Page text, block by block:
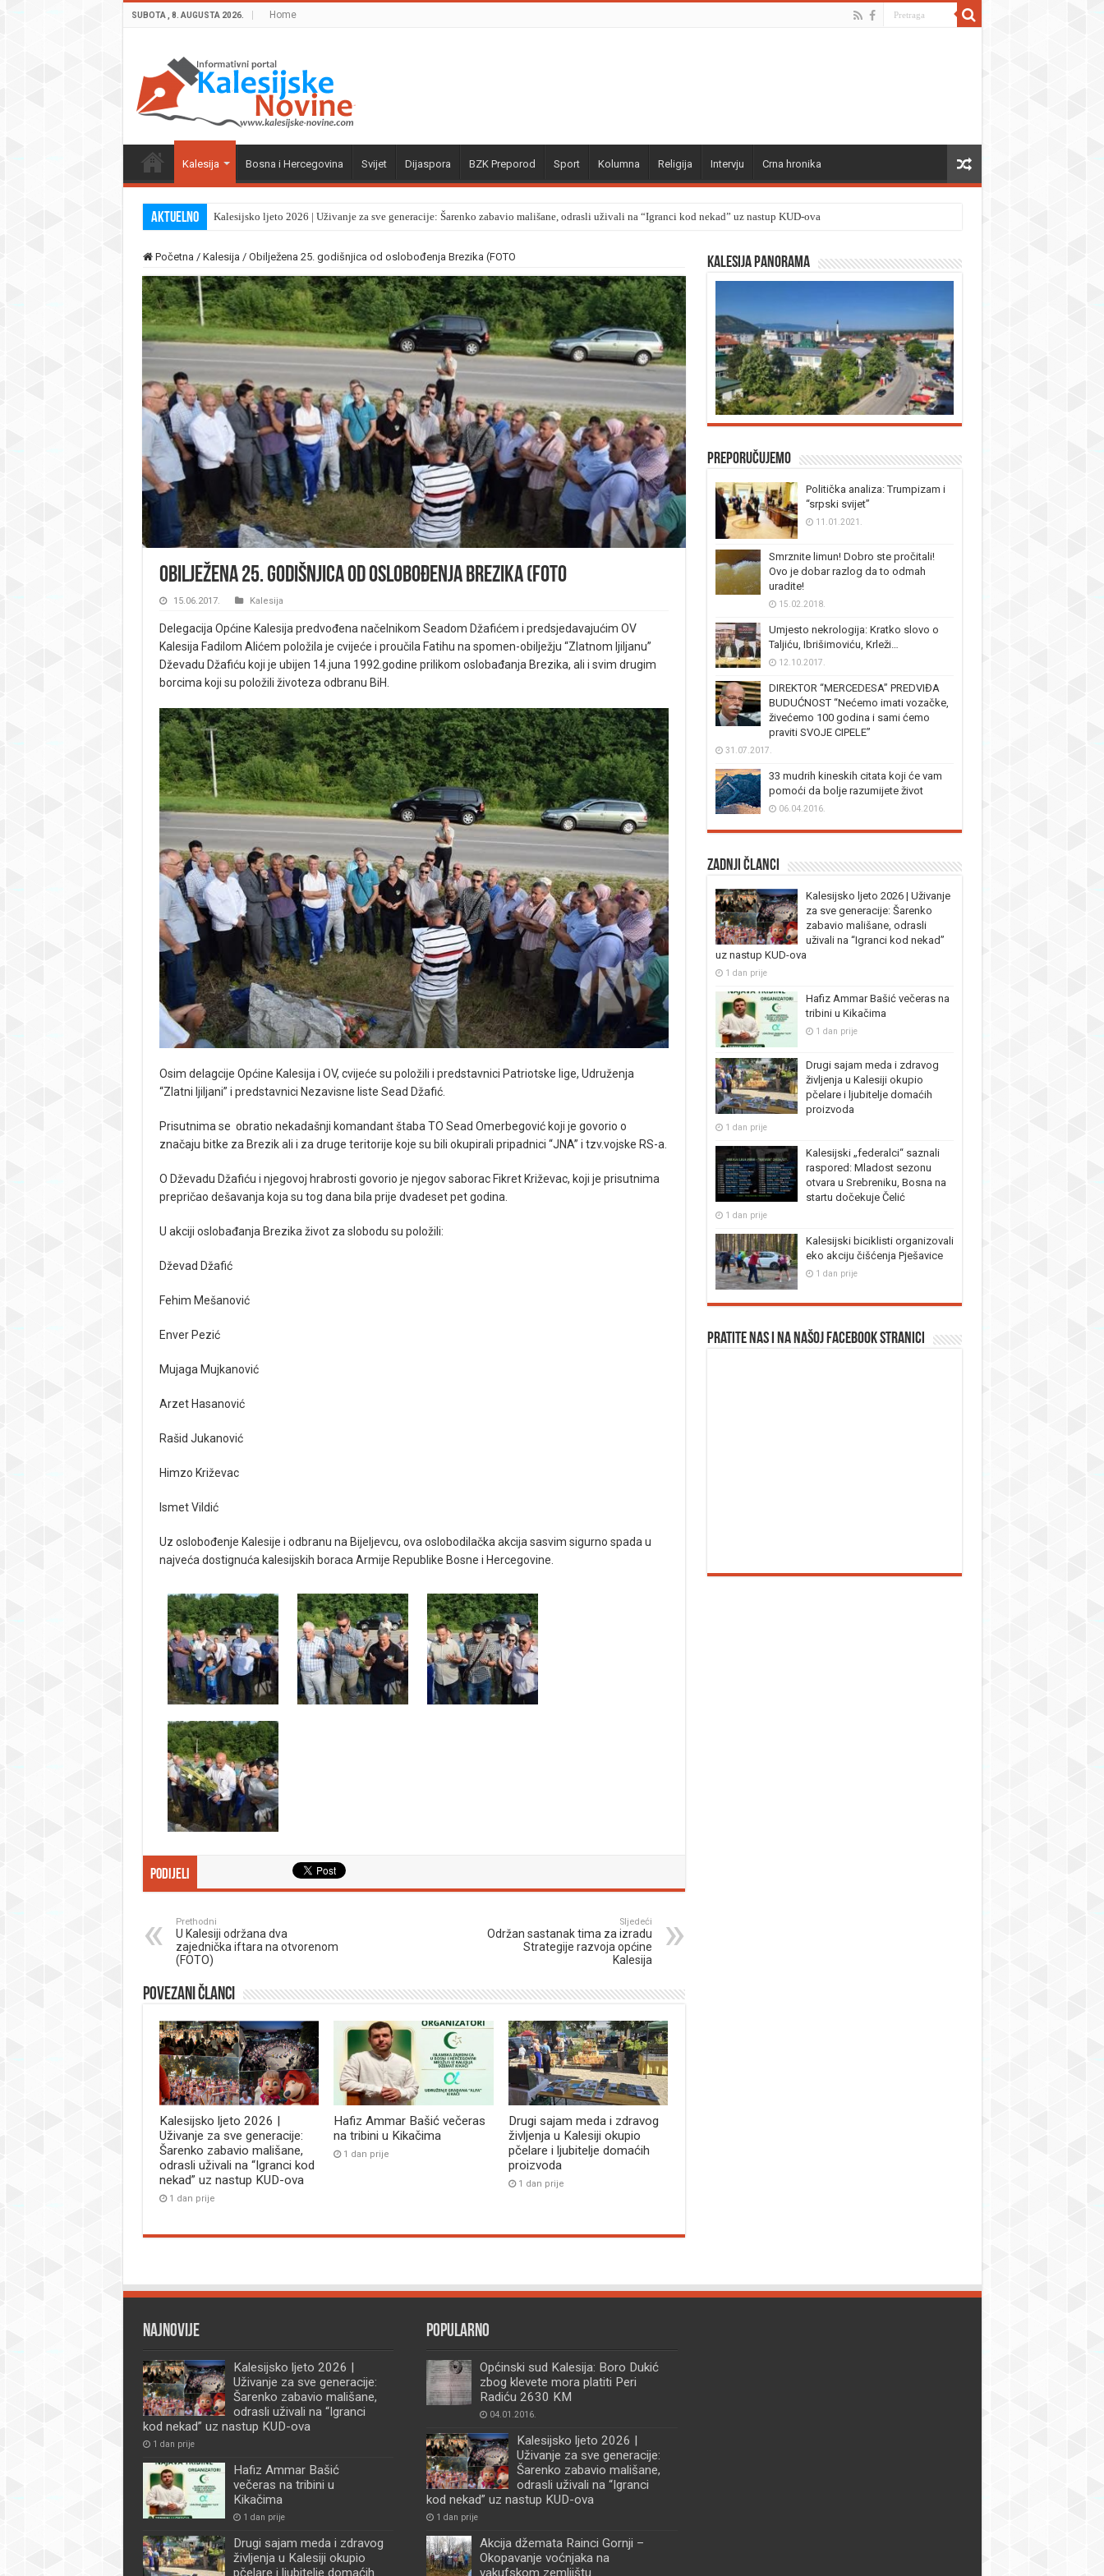
SUBOTA , 8. AUGUSTA 2026. Home
Kalesija Bosna i Hercegovina Svijet Dijaspora BZK Preporod Sport Kolumna Religija Intervju Crna hronika
Aktuelno Kalesijsko ljeto 2026 | Uživanje za sve generacije: Šarenko zabavio mališane, odrasli uživali na “Igranci kod nekad” uz nastup KUD-ova
Početna / Kalesija / Obilježena 25. godišnjica od oslobođenja Brezika (FOTO
Obilježena 25. godišnjica od oslobođenja Brezika (FOTO
15.06.2017. Kalesija
Delegacija Općine Kalesija predvođena načelnikom Seadom Džafićem i predsjedavajućim OV
Kalesija Fadilom Alićem položila je cvijeće i proučila Fatihu na spomen-obilježju “Zlatnom ljiljanu”
Dževadu Džafiću koji je ubijen 14.juna 1992.godine prilikom oslobađanja Brezika, ali i svim drugim
borcima koji su položili životeza odbranu BiH.
Osim delagcije Općine Kalesija i OV, cvijeće su položili i predstavnici Patriotske lige, Udruženja
“Zlatni ljiljani” i predstavnici Nezavisne liste Sead Džafić.
Prisutnima se obratio nekadašnji komandant štaba TO Sead Omerbegović koji je govorio o
značaju bitke za Brezik ali i za druge teritorije koje su bili okupirali pripadnici “JNA” i tzv.vojske RS-a.
O Dževadu Džafiću i njegovoj hrabrosti govorio je njegov saborac Fikret Križevac, koji je prisutnima
prepričao dešavanja koja su tog dana bila prije dvadeset pet godina.
U akciji oslobađanja Brezika život za slobodu su položili:
Dževad Džafić
Fehim Mešanović
Enver Pezić
Mujaga Mujkanović
Arzet Hasanović
Rašid Jukanović
Himzo Križevac
Ismet Vildić
Uz oslobođenje Kalesije i odbranu na Bijeljevcu, ova oslobodilačka akcija sasvim sigurno spada u
najveća dostignuća kalesijskih boraca Armije Republike Bosne i Hercegovine.
Podijeli
Prethodni
U Kalesiji održana dva
zajednička iftara na otvorenom
(FOTO)
Sljedeći
Održan sastanak tima za izradu
Strategije razvoja općine
Kalesija
Povezani članci
Kalesijsko ljeto 2026 |
Uživanje za sve generacije:
Šarenko zabavio mališane,
odrasli uživali na “Igranci kod
nekad” uz nastup KUD-ova
1 dan prije
Hafiz Ammar Bašić večeras
na tribini u Kikačima
1 dan prije
Drugi sajam meda i zdravog
življenja u Kalesiji okupio
pčelare i ljubitelje domaćih
proizvoda
1 dan prije
Kalesija panorama
Preporučujemo
Politička analiza: Trumpizam i
“srpski svijet”
11.01.2021.
Smrznite limun! Dobro ste pročitali!
Ovo je dobar razlog da to odmah
uradite!
15.02.2018.
Umjesto nekrologija: Kratko slovo o
Taljiću, Ibrišimoviću, Krleži…
12.10.2017.
DIREKTOR “MERCEDESA” PREDVIĐA
BUDUĆNOST “Nećemo imati vozačke,
živećemo 100 godina i sami ćemo
praviti SVOJE CIPELE”
31.07.2017.
33 mudrih kineskih citata koji će vam
pomoći da bolje razumijete život
06.04.2016.
Zadnji članci
Kalesijsko ljeto 2026 | Uživanje
za sve generacije: Šarenko
zabavio mališane, odrasli
uživali na “Igranci kod nekad”
uz nastup KUD-ova
1 dan prije
Hafiz Ammar Bašić večeras na
tribini u Kikačima
1 dan prije
Drugi sajam meda i zdravog
življenja u Kalesiji okupio
pčelare i ljubitelje domaćih
proizvoda
1 dan prije
Kalesijski „federalci“ saznali
raspored: Mladost sezonu
otvara u Srebreniku, Bosna na
startu dočekuje Čelić
1 dan prije
Kalesijski biciklisti organizovali
eko akciju čišćenja Pješavice
1 dan prije
Pratite nas i na našoj facebook stranici
Najnovije
Kalesijsko ljeto 2026 |
Uživanje za sve generacije:
Šarenko zabavio mališane,
odrasli uživali na “Igranci
kod nekad” uz nastup KUD-ova
1 dan prije
Hafiz Ammar Bašić
večeras na tribini u
Kikačima
1 dan prije
Drugi sajam meda i zdravog
življenja u Kalesiji okupio
pčelare i ljubitelje domaćih
Popularno
Općinski sud Kalesija: Boro Dukić
zbog klevete mora platiti Peri
Radiću 2630 KM
04.01.2016.
Kalesijsko ljeto 2026 |
Uživanje za sve generacije:
Šarenko zabavio mališane,
odrasli uživali na “Igranci
kod nekad” uz nastup KUD-ova
1 dan prije
Akcija džemata Rainci Gornji –
Okopavanje voćnjaka na
vakufskom zemljištu